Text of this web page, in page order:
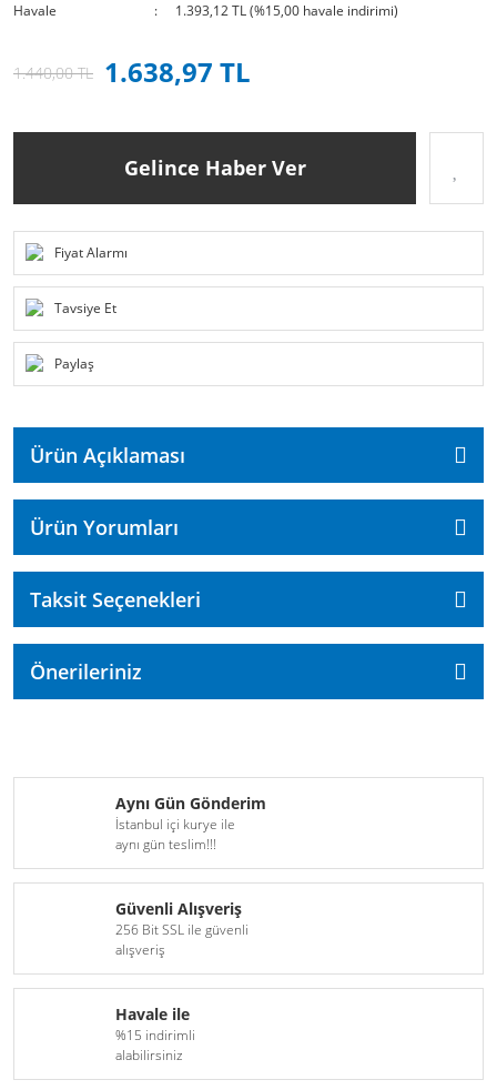
Havale
1.393,12 TL (%15,00 havale indirimi)
1.440,00 TL 1.638,97 TL
Gelince Haber Ver
Fiyat Alarmı
Tavsiye Et
Paylaş
Ürün Açıklaması
Ürün Yorumları
Taksit Seçenekleri
Önerileriniz
Aynı Gün Gönderim
İstanbul içi kurye ile
aynı gün teslim!!!
Güvenli Alışveriş
256 Bit SSL ile güvenli
alışveriş
Havale ile
%15 indirimli
alabilirsiniz